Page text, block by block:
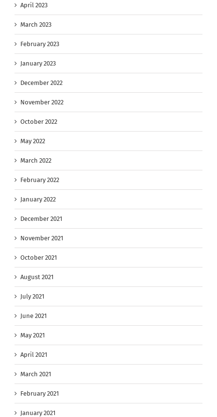
April 2023
March 2023
February 2023
January 2023
December 2022
November 2022
October 2022
May 2022
March 2022
February 2022
January 2022
December 2021
November 2021
October 2021
August 2021
July 2021
June 2021
May 2021
April 2021
March 2021
February 2021
January 2021